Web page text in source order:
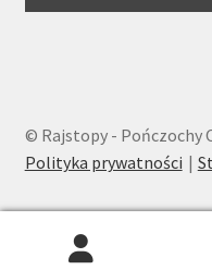
© Rajstopy - Pończochy
Polityka prywatności
Wyszukiwarka